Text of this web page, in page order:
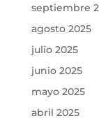
septiembre
agosto 2025
julio 2025
junio 2025
mayo 2025
abril 2025